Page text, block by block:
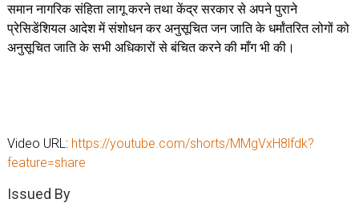
समान नागरिक संहिता लागू करने तथा केंद्र सरकार से अपने पुराने
प्रेसिडेंशियल आदेश में संशोधन कर अनुसूचित जन जाति के धर्मांतरित लोगों को
अनुसूचित जाति के सभी अधिकारों से बंचित करने की माँग भी की।
Video URL: https://youtube.com/shorts/MMgVxH8lfdk?
feature=share
Issued By